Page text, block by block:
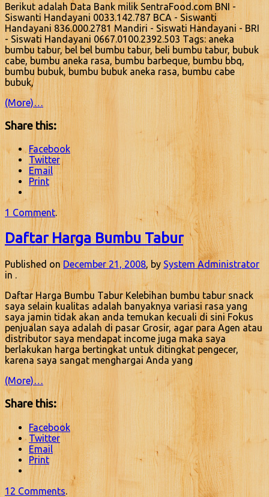
Berikut adalah Data Bank milik SentraFood.com BNI -
Siswanti Handayani 0033.142.787 BCA - Siswanti
Handayani 836.000.2781 Mandiri - Siswati Handayani - BRI
- Siswati Handayani 0667.0100.2392.503 Tags: aneka
bumbu tabur, bel bel bumbu tabur, beli bumbu tabur, bubuk
cabe, bumbu aneka rasa, bumbu barbeque, bumbu bbq,
bumbu bubuk, bumbu bubuk aneka rasa, bumbu cabe
bubuk,
(More)…
Share this:
Facebook
Twitter
Email
Print
1 Comment.
Daftar Harga Bumbu Tabur
Published onDecember 21, 2008, by System Administrator
in .
Daftar Harga Bumbu Tabur Kelebihan bumbu tabur snack
saya selain kualitas adalah banyaknya variasi rasa yang
saya jamin tidak akan anda temukan kecuali di sini Fokus
penjualan saya adalah di pasar Grosir, agar para Agen atau
distributor saya mendapat income juga maka saya
berlakukan harga bertingkat untuk ditingkat pengecer,
karena saya sangat menghargai Anda yang
(More)…
Share this:
Facebook
Twitter
Email
Print
12 Comments